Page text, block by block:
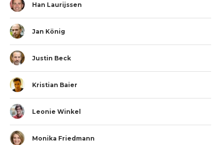
Han Laurijssen
Jan König
Justin Beck
Kristian Baier
Leonie Winkel
Monika Friedmann